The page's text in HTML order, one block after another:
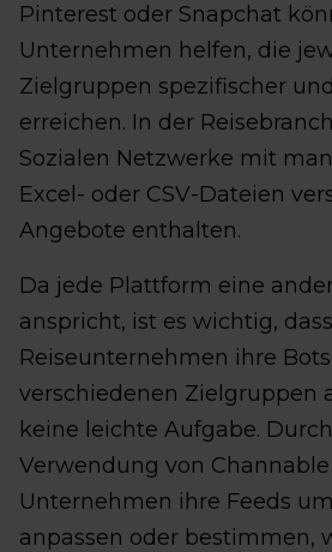
Pinterest oder Snapchat
Unternehmen helfen, die
Zielgruppen spezifischer
erreichen. In der
Sozialen Netzwerke mit
Excel- oder CSV-Dateien
Angebote enthalten.
Da jede Plattform eine
anspricht, ist es wichtig, dass
Reiseunternehmen ihre
verschiedenen Zielgruppen
keine leichte Aufgabe.
Verwendung von
Unternehmen ihre Feeds
anpassen oder bestimmen,